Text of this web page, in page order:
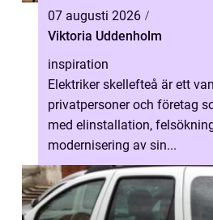
07 augusti 2026
Viktoria Uddenholm
inspiration
Elektriker skellefteå är ett
privatpersoner och företag
med elinstallation,
modernisering av sin...